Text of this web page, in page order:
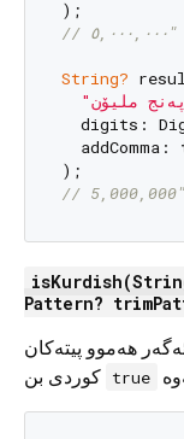
String?
digits:
  addComma:
Pattern?
هەموو پیتەکان
true